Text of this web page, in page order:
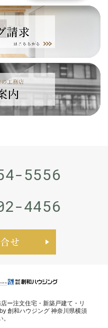
5556
4456
ー注文住宅・新築戸建て・リ
創和ハウジング 神奈川県横須